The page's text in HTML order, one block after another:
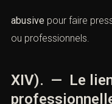
abusive pour faire
ou professionnels.
XIV). — Le